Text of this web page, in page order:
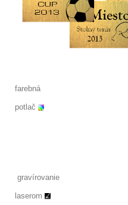
farebná
potlač
gravírovanie
laserom